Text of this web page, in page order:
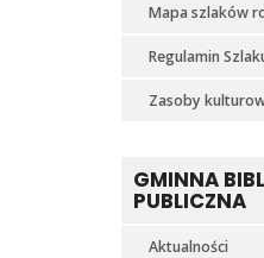
Mapa szlaków
Regulamin
Zasoby
GMINNA
PUBLICZNA
Aktualności